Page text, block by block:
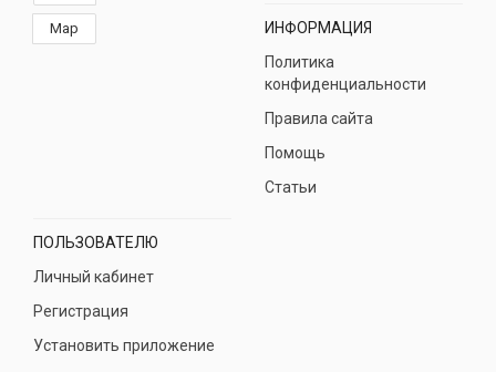
Map
ИНФОРМАЦИЯ
Политика
конфиденциальности
Правила сайта
Помощь
Статьи
ПОЛЬЗОВАТЕЛЮ
Личный кабинет
Регистрация
Установить приложение